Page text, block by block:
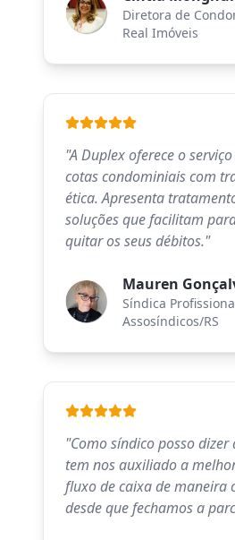
Diretora de
Real Imóveis
"A Duplex oferece o
cotas condominiais com
ética. Apresenta
soluções que facilitam
quitar os seus débitos."
Mauren
Síndica
Assosíndicos/RS
"Como síndico posso dizer
tem nos auxiliado a
fluxo de caixa de maneira
desde que fechamos a